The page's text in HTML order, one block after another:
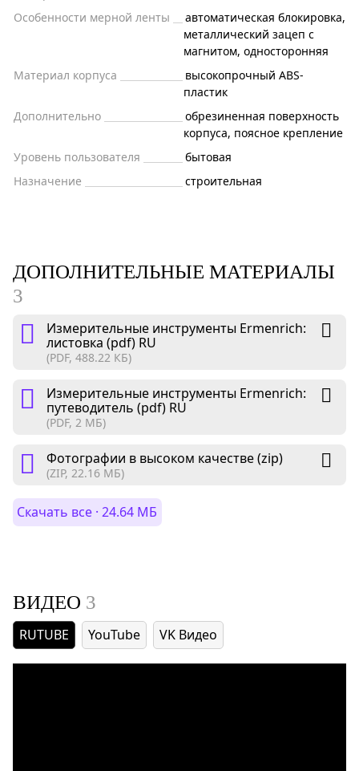
Особенности мерной ленты
автоматическая блокировка,
металлический зацеп с
магнитом, односторонняя
Материал корпуса
высокопрочный ABS-
пластик
Дополнительно
обрезиненная поверхность
корпуса, поясное крепление
Уровень пользователя
бытовая
Назначение
строительная
ДОПОЛНИТЕЛЬНЫЕ МАТЕРИАЛЫ
3
Измерительные инструменты Ermenrich:
листовка (pdf) RU
(PDF, 488.22 КБ)
Измерительные инструменты Ermenrich:
путеводитель (pdf) RU
(PDF, 2 МБ)
Фотографии в высоком качестве (zip)
(ZIP, 22.16 МБ)
Скачать все · 24.64 МБ
ВИДЕО 3
RUTUBE YouTube VK Видео